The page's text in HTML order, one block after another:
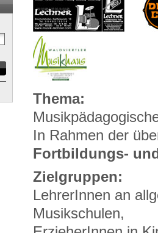
Thema:
In Rahmen der
Fortbildungs-
Zielgruppen:
LehrerInnen an
Musikschulen,